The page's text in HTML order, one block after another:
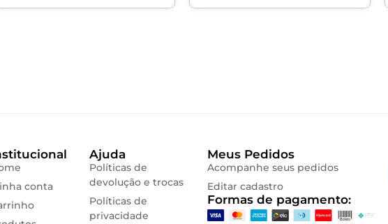
conta
Ajuda
Políticas de
devolução e trocas
Políticas de
privacidade
Meus Pedidos
Acompanhe seus pedidos
Editar cadastro
Formas de pagamento: